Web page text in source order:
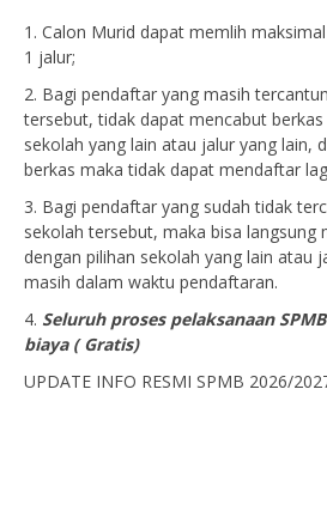
1. Calon Murid dapat memlih
1 jalur;
2. Bagi pendaftar yang masih
tersebut, tidak dapat mencabut
sekolah yang lain atau jalur yang lain,
berkas maka tidak dapat mendaftar
3. Bagi pendaftar yang sudah tidak
sekolah tersebut, maka bisa langsung
dengan pilihan sekolah yang lain atau
masih dalam waktu pendaftaran.
4. Seluruh proses pelaksanaan
biaya ( Gratis)
UPDATE INFO RESMI SPMB 2026/